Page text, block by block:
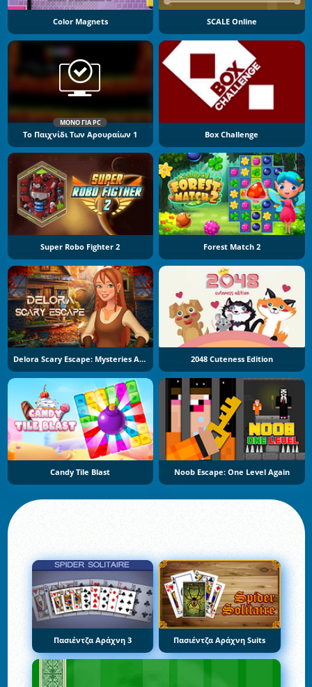
Color Magnets SCALE Online
ΜΌΝΟ ΓΙΑ PC
Το Παιχνίδι Των Αρουραίων 1 Box Challenge
Super Robo Fighter 2 Forest Match 2
Delora Scary Escape: Mysteries Adventure 2048 Cuteness Edition
Candy Tile Blast Noob Escape: One Level Again
Πασιέντζα Αράχνη 3 Πασιέντζα Αράχνη Suits